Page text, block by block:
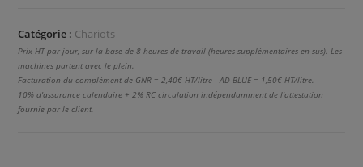
Catégorie : Chariots
Prix HT par jour, sur la base de 8 heures de travail (heures supplémentaires en sus). Les
machines partent avec le plein.
Facturation du complément de GNR = 2,40€ HT/litre - AD BLUE = 1,50€ HT/litre.
10% d'assurance calendaire + 2% RC circulation indépendamment de l'attestation
fournie par le client.